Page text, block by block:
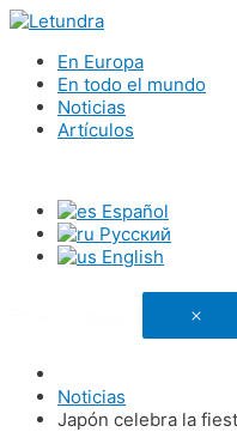
En Europa
En todo el mundo
Noticias
Artículos
Español
Русский
English
Noticias
Japón celebra la